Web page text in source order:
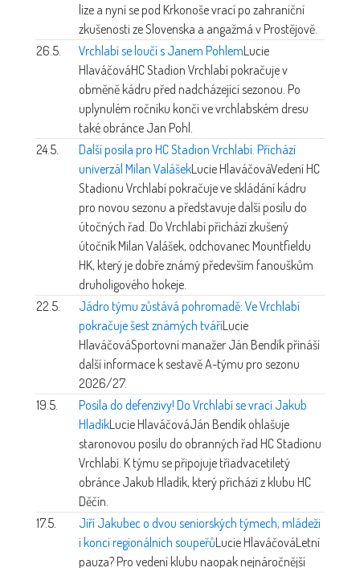
lize a nyní se pod Krkonoše vrací po zahraniční
zkušenosti ze Slovenska a angažmá v Prostějově.
26.5.
Vrchlabí se loučí s Janem PohlemLucie
HlaváčováHC Stadion Vrchlabí pokračuje v
obměně kádru před nadcházející sezonou. Po
uplynulém ročníku končí ve vrchlabském dresu
také obránce Jan Pohl.
24.5.
Další posila pro HC Stadion Vrchlabí. Přichází
univerzál Milan ValášekLucie HlaváčováVedení HC
Stadionu Vrchlabí pokračuje ve skládání kádru
pro novou sezonu a představuje další posilu do
útočných řad. Do Vrchlabí přichází zkušený
útočník Milan Valášek, odchovanec Mountfieldu
HK, který je dobře známý především fanouškům
druholigového hokeje.
22.5.
Jádro týmu zůstává pohromadě: Ve Vrchlabí
pokračuje šest známých tváříLucie
HlaváčováSportovní manažer Ján Bendík přináší
další informace k sestavě A-týmu pro sezonu
2026/27.
19.5.
Posila do defenzivy! Do Vrchlabí se vrací Jakub
HladíkLucie HlaváčováJán Bendík ohlašuje
staronovou posilu do obranných řad HC Stadionu
Vrchlabí. K týmu se připojuje třiadvacetiletý
obránce Jakub Hladík, který přichází z klubu HC
Děčín.
17.5.
Jiří Jakubec o dvou seniorských týmech, mládeži
i konci regionálních soupeřůLucie HlaváčováLetní
pauza? Pro vedení klubu naopak nejnáročnější